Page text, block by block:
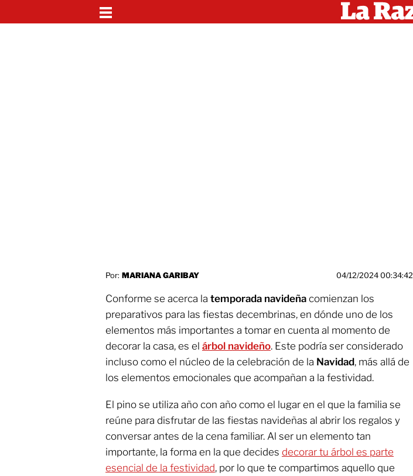
Por: MARIANA GARIBAY 04/12/2024 00:34:42
Conforme se acerca la temporada navideña comienzan los
preparativos para las fiestas decembrinas, en dónde uno de los
elementos más importantes a tomar en cuenta al momento de
decorar la casa, es el árbol navideño. Este podría ser considerado
incluso como el núcleo de la celebración de la Navidad, más allá de
los elementos emocionales que acompañan a la festividad.
El pino se utiliza año con año como el lugar en el que la familia se
reúne para disfrutar de las fiestas navideñas al abrir los regalos y
conversar antes de la cena familiar. Al ser un elemento tan
importante, la forma en la que decides decorar tu árbol es parte
esencial de la festividad, por lo que te compartimos aquello que